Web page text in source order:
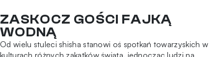
ZASKOCZ GOŚCI FAJKĄ
WODNĄ
Od wielu stuleci shisha stanowi oś spotkań towarzyskich w